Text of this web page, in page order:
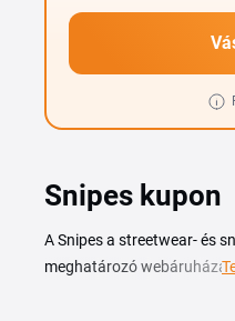
Snipes kupon
A Snipes a streetwear- és
meghatározó